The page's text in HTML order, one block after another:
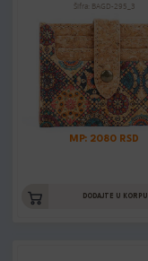
Šifra: BAGD-295_3
MP: 2080 RSD
DODAJTE U KORPU